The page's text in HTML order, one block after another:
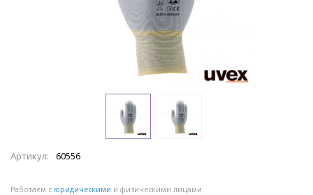
Артикул: 60556
Работаем с юридическими и физическими лицами